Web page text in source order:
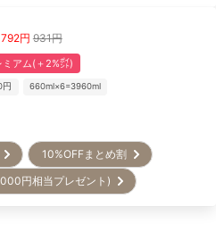
792円 931円
ミアム(＋2%㌽)
円 660ml×6=3960ml
10%OFFまとめ割
円相当プレゼント)